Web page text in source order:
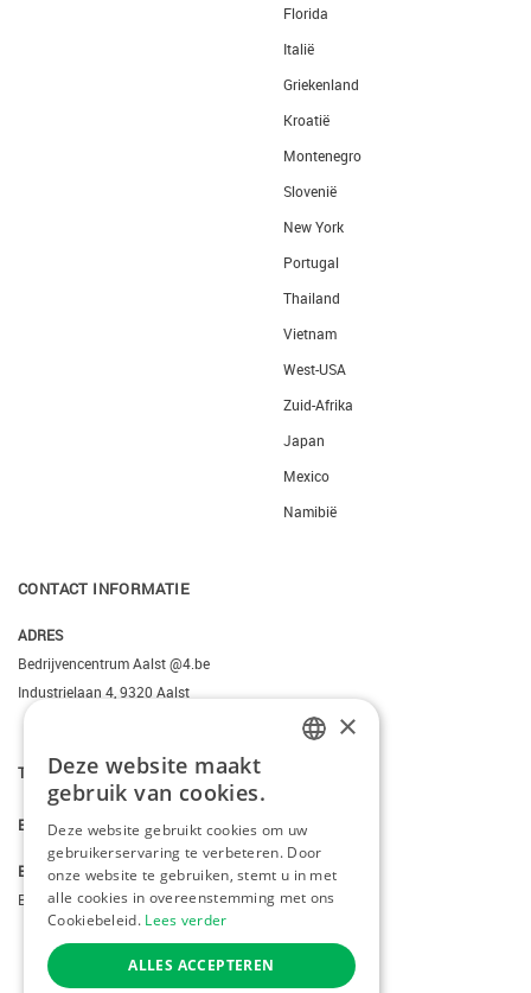
Florida
Italië
Griekenland
Kroatië
Montenegro
Slovenië
New York
Portugal
Thailand
Vietnam
West-USA
Zuid-Afrika
Japan
Mexico
Namibië
CONTACT INFORMATIE
ADRES
Bedrijvencentrum Aalst @4.be
Industrielaan 4, 9320 Aalst
T. +3223095206
E. info@kiddotravel.be
BTW
BE 0685795740
ENGLISH
×
Deze website maakt
gebruik van cookies.
Deze website gebruikt cookies om uw
gebruikerservaring te verbeteren. Door
onze website te gebruiken, stemt u in met
alle cookies in overeenstemming met ons
Cookiebeleid. Lees verder
ALLES ACCEPTEREN